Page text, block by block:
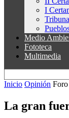
I
Medio
Fototeca
Multimedia
Inicio Opinión
La gran